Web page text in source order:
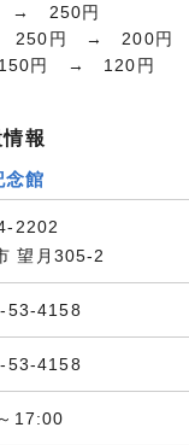
→ 250円
250円 → 200円
円 → 120円
報
念館
2202
望月305-2
53-4158
53-4158
17:00